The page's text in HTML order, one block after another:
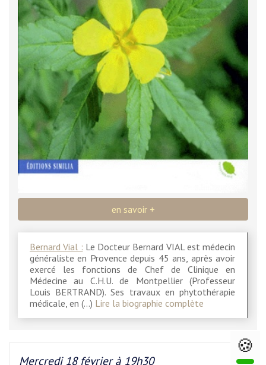
en savoir +
Bernard Vial : Le Docteur Bernard VIAL est médecin
généraliste en Provence depuis 45 ans, après avoir
exercé les fonctions de Chef de Clinique en
Médecine au C.H.U. de Montpellier (Professeur
Louis BERTRAND). Ses travaux en phytothérapie
médicale, en (…) Lire la biographie complète
Mercredi 18 février à 19h30
🍪